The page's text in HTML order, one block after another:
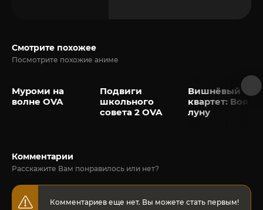
Смотрите похожее
Посмотрите похожие аниме
Муроми на
волне OVA
Подвиги
школьного
совета 2 OVA
Вишнёвый
квартет: Воя на
луну
Комментарии
Расскажите Вам понравилось или нет?
Комментариев еще нет. Вы можете стать первым!